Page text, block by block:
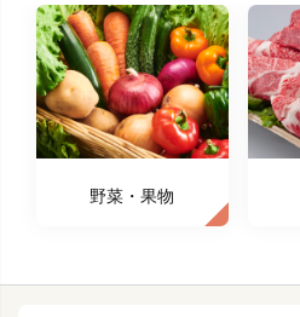
野菜・果物